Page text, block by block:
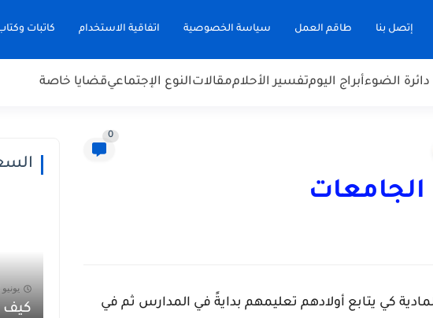
إتصل بنا طاقم العمل سياسة الخصوصية اتفاقية الاستخدام كاتبات
الضوءأبراج اليومتفسير الأحلاممقالاتالنوع الإجتماعيقضايا خاصة
0
كي يتابع أولادهم تعليمهم بدايةً في المدارس ثم في
يونيو 24, 2026
كيف